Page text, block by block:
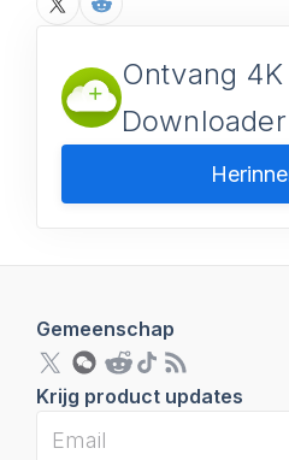
Ontvang
Gemeenschap
Krijg product updates